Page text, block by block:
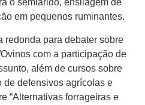
o semiárido, ensilagem de
em pequenos ruminantes.
redonda para debater sobre
com a participação de
além de cursos sobre
de defensivos agrícolas e
“Alternativas forrageiras e